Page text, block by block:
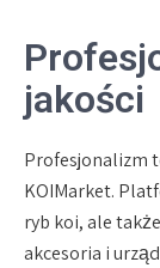
jakości
Profesjonalizm
KOIMarket.
ryb koi, ale
akcesoria i